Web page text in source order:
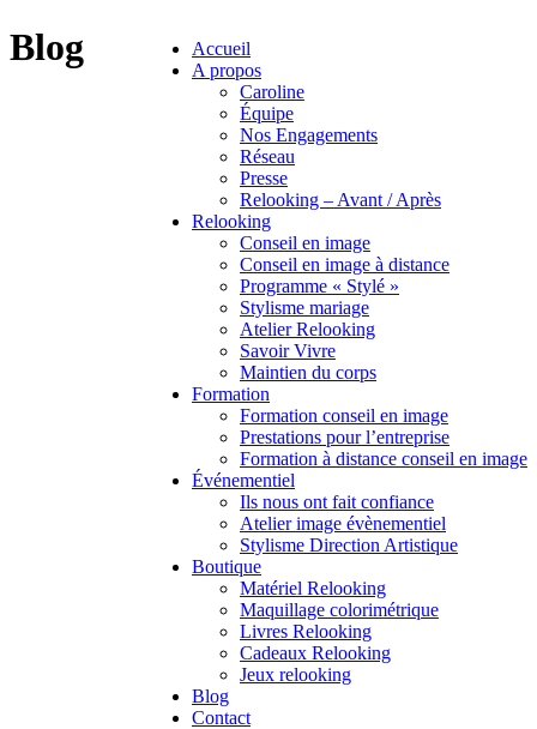
Accueil
A propos
Caroline
Équipe
Nos Engagements
Réseau
Presse
Relooking – Avant / Après
Relooking
Conseil en image
Conseil en image à distance
Programme « Stylé »
Stylisme mariage
Atelier Relooking
Savoir Vivre
Maintien du corps
Formation
Formation conseil en image
Prestations pour l’entreprise
Formation à distance conseil en image
Événementiel
Ils nous ont fait confiance
Atelier image évènementiel
Stylisme Direction Artistique
Boutique
Matériel Relooking
Maquillage colorimétrique
Livres Relooking
Cadeaux Relooking
Jeux relooking
Blog
Contact
Blog